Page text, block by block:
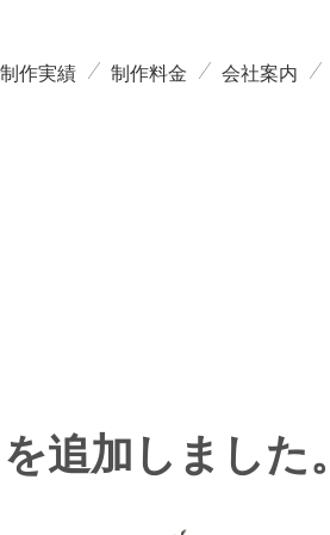
制作実績 制作料金 会社案内
追加しました。